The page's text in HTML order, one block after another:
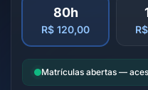
80h
R$ 120,00
Matrículas abertas —